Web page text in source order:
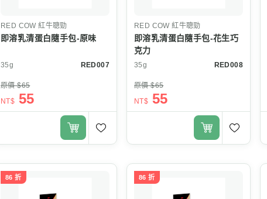
RED COW 紅牛聰勁
即溶乳清蛋白隨手包-原味
35g RED007
原價 $65
NT$ 55
RED COW 紅牛聰勁
即溶乳清蛋白隨手包-花生巧
克力
35g RED008
原價 $65
NT$ 55
86 折 86 折